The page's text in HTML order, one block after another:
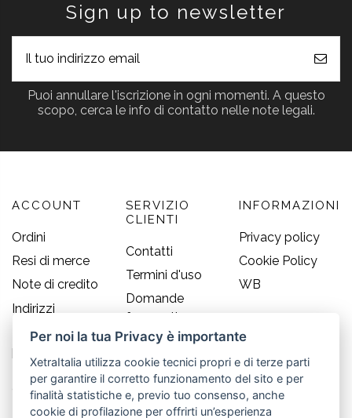
Sign up to newsletter
Puoi annullare l'iscrizione in ogni momenti. A questo
scopo, cerca le info di contatto nelle note legali.
ACCOUNT
Ordini
Resi di merce
Note di credito
Indirizzi
Informazioni
personali
SERVIZIO
CLIENTI
Contatti
Termini d'uso
Domande
frequenti
Guida alle
taglie
INFORMAZIONI
Privacy policy
Cookie Policy
WB
CONTATTI
Per noi la tua Privacy è importante
XetraItalia utilizza cookie tecnici propri e di terze parti
per garantire il corretto funzionamento del sito e per
finalità statistiche e, previo tuo consenso, anche
cookie di profilazione per offrirti un’esperienza